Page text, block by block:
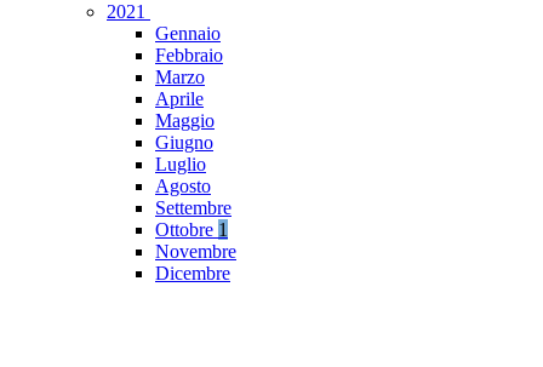
2021
Gennaio
Febbraio
Marzo
Aprile
Maggio
Giugno
Luglio
Agosto
Settembre
Ottobre 1
Novembre
Dicembre